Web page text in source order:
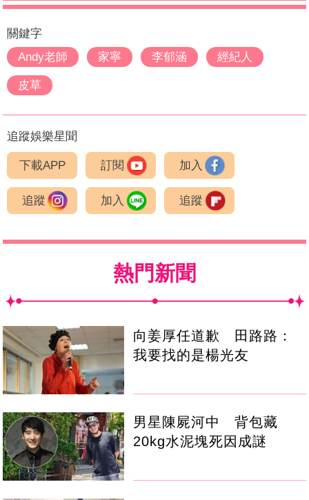
關鍵字
Andy老師
家寧 李郁涵 經紀人
皮草
追蹤娛樂星聞
下載APP 訂閱 加入
追蹤 加入 追蹤
熱門新聞
向姜厚任道歉 田路路：
我要找的是楊光友
男星陳屍河中 背包藏
20kg水泥塊死因成謎